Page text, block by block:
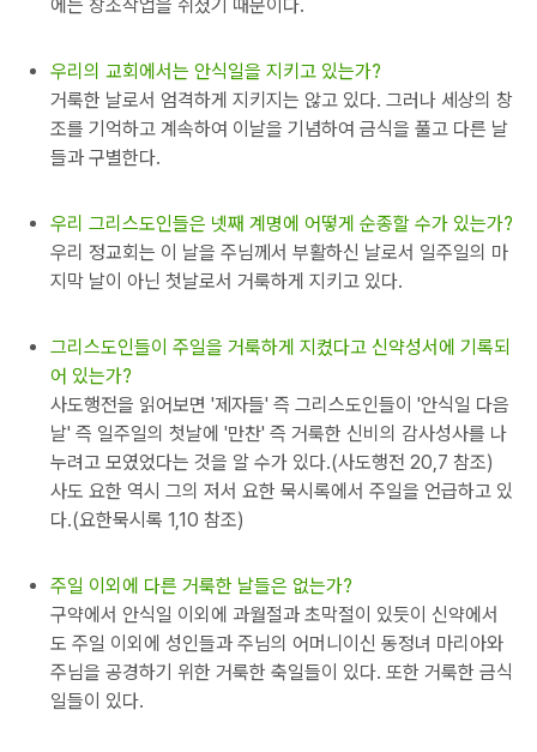
에는 창조작업을 쉬셨기 때문이다.
우리의 교회에서는 안식일을 지키고 있는가?
거룩한 날로서 엄격하게 지키지는 않고 있다. 그러나 세상의 창
조를 기억하고 계속하여 이날을 기념하여 금식을 풀고 다른 날
들과 구별한다.
우리 그리스도인들은 넷째 계명에 어떻게 순종할 수가 있는가?
우리 정교회는 이 날을 주님께서 부활하신 날로서 일주일의 마
지막 날이 아닌 첫날로서 거룩하게 지키고 있다.
그리스도인들이 주일을 거룩하게 지켰다고 신약성서에 기록되
어 있는가?
사도행전을 읽어보면 '제자들' 즉 그리스도인들이 '안식일 다음
날' 즉 일주일의 첫날에 '만찬' 즉 거룩한 신비의 감사성사를 나
누려고 모였었다는 것을 알 수가 있다.(사도행전 20,7 참조)
사도 요한 역시 그의 저서 요한 묵시록에서 주일을 언급하고 있
다.(요한묵시록 1,10 참조)
주일 이외에 다른 거룩한 날들은 없는가?
구약에서 안식일 이외에 과월절과 초막절이 있듯이 신약에서
도 주일 이외에 성인들과 주님의 어머니이신 동정녀 마리아와
주님을 공경하기 위한 거룩한 축일들이 있다. 또한 거룩한 금식
일들이 있다.